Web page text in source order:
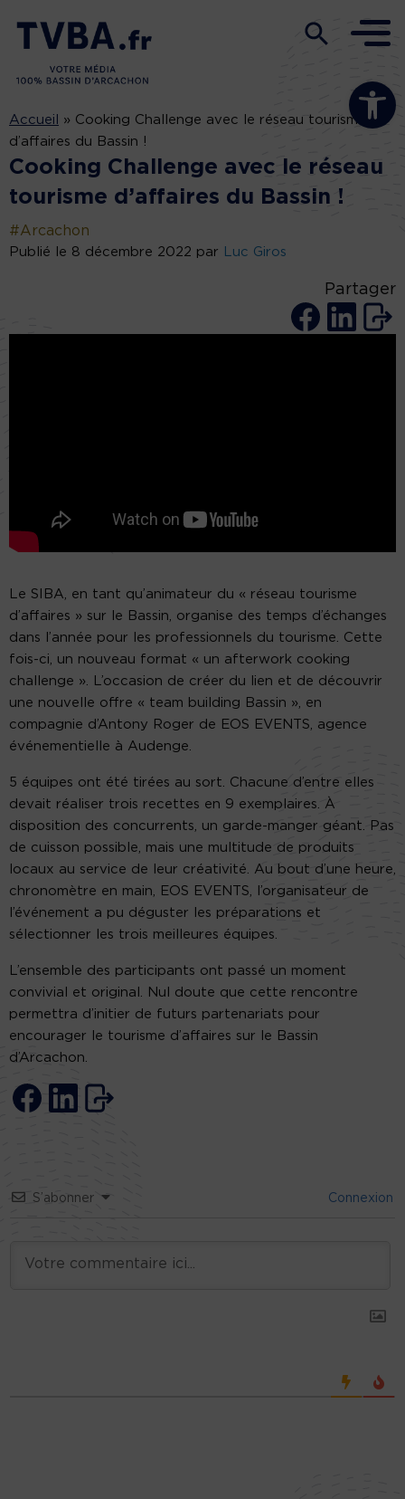
Ouvrir la
Accueil » Cooking Challenge avec le réseau tourisme
d’affaires du Bassin !
Cooking Challenge avec le réseau
tourisme d’affaires du Bassin !
#Arcachon
Publié le 8 décembre 2022 par Luc Giros
Partager
Le SIBA, en tant qu’animateur du « réseau tourisme
d’affaires » sur le Bassin, organise des temps d’échanges
dans l’année pour les professionnels du tourisme. Cette
fois-ci, un nouveau format « un afterwork cooking
challenge ». L’occasion de créer du lien et de découvrir
une nouvelle offre « team building Bassin », en
compagnie d’Antony Roger de EOS EVENTS, agence
événementielle à Audenge.
5 équipes ont été tirées au sort. Chacune d’entre elles
devait réaliser trois recettes en 9 exemplaires. À
disposition des concurrents, un garde-manger géant. Pas
de cuisson possible, mais une multitude de produits
locaux au service de leur créativité. Au bout d’une heure,
chronomètre en main, EOS EVENTS, l’organisateur de
l’événement a pu déguster les préparations et
sélectionner les trois meilleures équipes.
L’ensemble des participants ont passé un moment
convivial et original. Nul doute que cette rencontre
permettra d’initier de futurs partenariats pour
encourager le tourisme d’affaires sur le Bassin
d’Arcachon.
S’abonner Connexion